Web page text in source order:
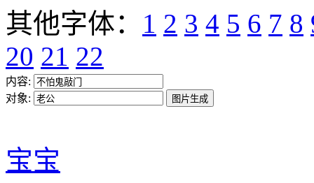
其他字体： 1 2 3 4 5 6 7 8
20 21 22
内容:
对象:
宝宝